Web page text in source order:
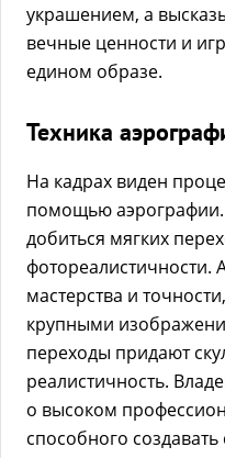
украшением, а
вечные ценности и
едином образе.
Техника
На кадрах виден
помощью аэрографии.
добиться мягких
фотореалистичности.
мастерства и
крупными
переходы придают
реалистичность.
о высоком
способного